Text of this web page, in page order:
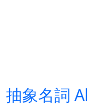
抽象名詞